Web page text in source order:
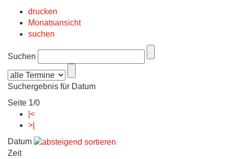
drucken
Monatsansicht
suchen
Suchen
Suchergebnis für Datum
Seite 1/0
|<
>|
Datum
Zeit